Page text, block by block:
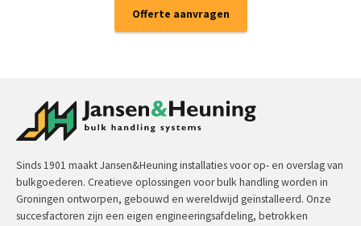
Offerte aanvragen
Sinds 1901 maakt Jansen&Heuning installaties voor op- en overslag van
bulkgoederen. Creatieve oplossingen voor bulk handling worden in
Groningen ontworpen, gebouwd en wereldwijd geïnstalleerd. Onze
succesfactoren zijn een eigen engineeringsafdeling, betrokken